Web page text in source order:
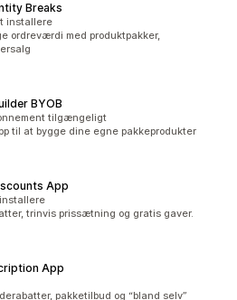
Breaks
installere
ordreværdi med produktpakker,
BYOB
tilgængeligt
til at bygge dine egne pakkeprodukter
App
trinvis prissætning og gratis gaver.
App
pakketilbud og “bland selv”